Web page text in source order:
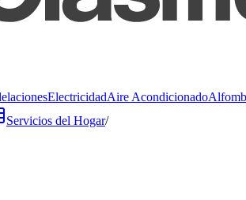
ElectricidadAire Acondicionado
Servicios del Hogar/